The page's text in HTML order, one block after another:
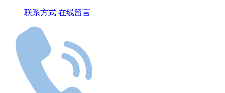
联系方式 在线留言